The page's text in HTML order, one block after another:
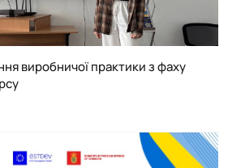
світових вишів, що забезпечує
фахівців
З 2019 року кафедра є базою
і продовжує
партнерства.
виробничої практики з фаху